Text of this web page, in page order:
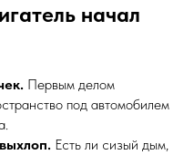
начал
Первым делом
под автомобилем
Есть ли сизый дым,